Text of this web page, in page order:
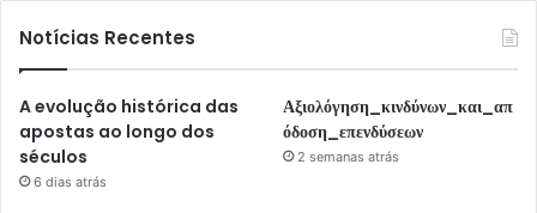
Notícias Recentes
A evolução histórica das
apostas ao longo dos
séculos
6 dias atrás
Αξιολόγηση_κινδύνων_και_απ
όδοση_επενδύσεων
2 semanas atrás